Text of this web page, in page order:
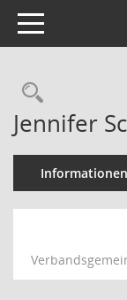
Toggle navigation
Jennifer
Informationen